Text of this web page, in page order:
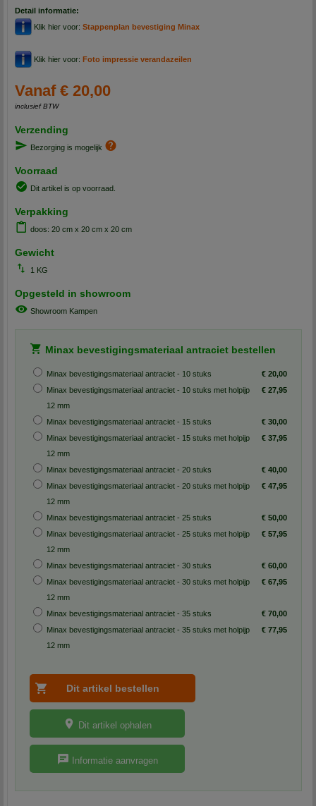
Detail informatie:
Klik hier voor: Stappenplan bevestiging Minax
Klik hier voor: Foto impressie verandazeilen
Vanaf € 20,00
inclusief BTW
Verzending
Bezorging is mogelijk
Voorraad
Dit artikel is op voorraad.
Verpakking
doos: 20 cm x 20 cm x 20 cm
Gewicht
1 KG
Opgesteld in showroom
Showroom Kampen
Minax bevestigingsmateriaal antraciet bestellen
Minax bevestigingsmateriaal antraciet - 10 stuks
€ 20,00
Minax bevestigingsmateriaal antraciet - 10 stuks met holpijp
12 mm
€ 27,95
Minax bevestigingsmateriaal antraciet - 15 stuks
€ 30,00
Minax bevestigingsmateriaal antraciet - 15 stuks met holpijp
12 mm
€ 37,95
Minax bevestigingsmateriaal antraciet - 20 stuks
€ 40,00
Minax bevestigingsmateriaal antraciet - 20 stuks met holpijp
12 mm
€ 47,95
Minax bevestigingsmateriaal antraciet - 25 stuks
€ 50,00
Minax bevestigingsmateriaal antraciet - 25 stuks met holpijp
12 mm
€ 57,95
Minax bevestigingsmateriaal antraciet - 30 stuks
€ 60,00
Minax bevestigingsmateriaal antraciet - 30 stuks met holpijp
12 mm
€ 67,95
Minax bevestigingsmateriaal antraciet - 35 stuks
€ 70,00
Minax bevestigingsmateriaal antraciet - 35 stuks met holpijp
12 mm
€ 77,95
Dit artikel ophalen
Informatie aanvragen